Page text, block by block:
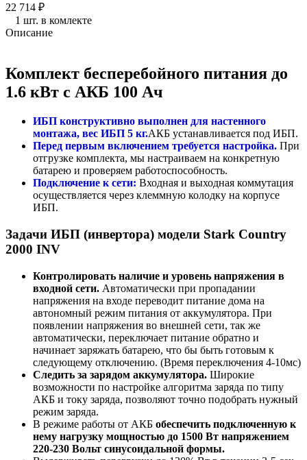
22 714 ₽
1 шт. в комлекте
Описание
Комплект бесперебойного питания до
1.6 кВт с АКБ 100 Ач
ИБП конструктивно выполнен для настенного
монтажа, вес ИБП 5 кг.АКБ устанавливается под ИБП.
Перед первым включением требуется настройка. При
отгрузке комплекта, мы настраиваем на конкретную
батарею и проверяем работоспособность.
Подключение к сети: Входная и выходная коммутация
осуществляется через клеммную колодку на корпусе
ИБП.
Задачи ИБП (инвертора) модели Stark Country
2000 INV
Контролировать наличие и уровень напряжения в
входной сети. Автоматически при пропадании
напряжения на входе переводит питание дома на
автономный режим питания от аккумулятора. При
появлении напряжения во внешней сети, так же
автоматически, переключает питание обратно и
начинает заряжать батарею, что бы быть готовым к
следующему отключению. (Время переключения 4-10мс)
Следить за зарядом аккумулятора. Широкие
возможности по настройке алгоритма заряда по типу
АКБ и току заряда, позволяют точно подобрать нужный
режим заряда.
В режиме работы от АКБ обеспечить подключенную к
нему нагрузку мощностью до 1500 Вт напряжением
220-230 Вольт синусоидальной формы.